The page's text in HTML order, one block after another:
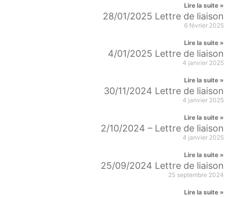
Lire la suite »
28/01/2025 Lettre de liaison
6 février 2025
Lire la suite »
4/01/2025 Lettre de liaison
4 janvier 2025
Lire la suite »
30/11/2024 Lettre de liaison
4 janvier 2025
Lire la suite »
2/10/2024 – Lettre de liaison
4 janvier 2025
Lire la suite »
25/09/2024 Lettre de liaison
25 septembre 2024
Lire la suite »